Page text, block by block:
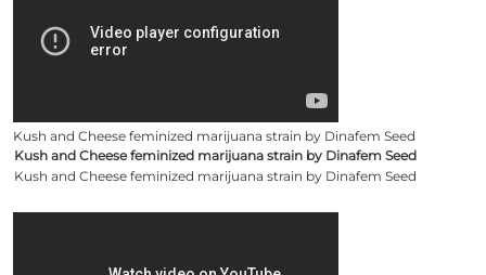
Kush and Cheese feminized marijuana strain by Dinafem Seed
Kush and Cheese feminized marijuana strain by Dinafem Seed
Kush and Cheese feminized marijuana strain by Dinafem Seed